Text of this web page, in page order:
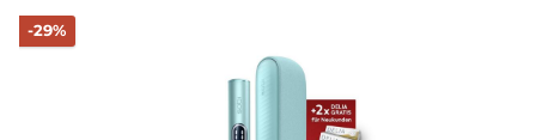
-29%Rabatt